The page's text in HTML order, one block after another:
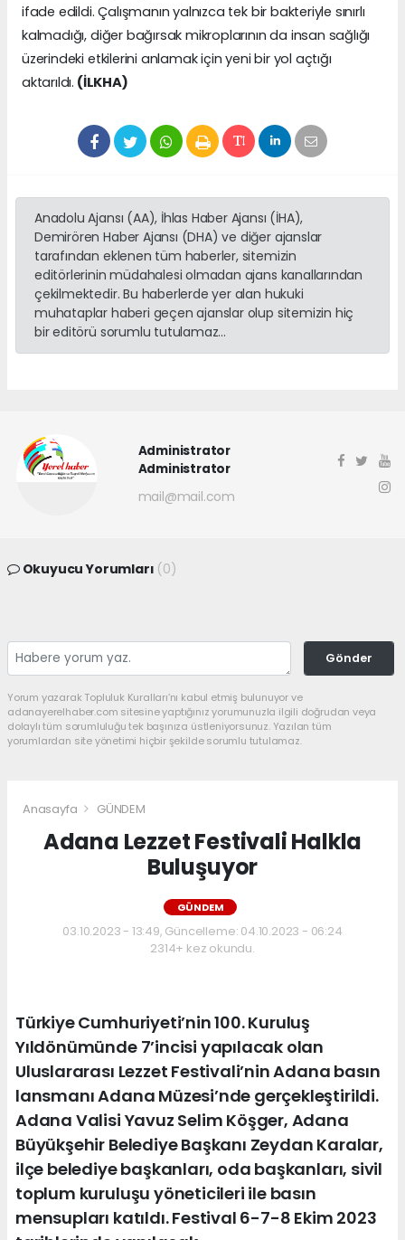
ifade edildi. Çalışmanın yalnızca tek bir bakteriyle sınırlı
kalmadığı, diğer bağırsak mikroplarının da insan sağlığı
üzerindeki etkilerini anlamak için yeni bir yol açtığı
aktarıldı. (İLKHA)
Anadolu Ajansı (AA), İhlas Haber Ajansı (İHA),
Demirören Haber Ajansı (DHA) ve diğer ajanslar
tarafından eklenen tüm haberler, sitemizin
editörlerinin müdahalesi olmadan ajans kanallarından
çekilmektedir. Bu haberlerde yer alan hukuki
muhataplar haberi geçen ajanslar olup sitemizin hiç
bir editörü sorumlu tutulamaz...
Administrator
Administrator
mail@mail.com
Okuyucu Yorumları (0)
Gönder
Yorum yazarak Topluluk Kuralları’nı kabul etmiş bulunuyor ve
adanayerelhaber.com sitesine yaptığınız yorumunuzla ilgili doğrudan veya
dolaylı tüm sorumluluğu tek başınıza üstleniyorsunuz. Yazılan tüm
yorumlardan site yönetimi hiçbir şekilde sorumlu tutulamaz.
Anasayfa GÜNDEM
Adana Lezzet Festivali Halkla
Buluşuyor
GÜNDEM
03.10.2023 - 13:49, Güncelleme: 04.10.2023 - 06:24
2314+ kez okundu.
Türkiye Cumhuriyeti’nin 100. Kuruluş
Yıldönümünde 7’incisi yapılacak olan
Uluslararası Lezzet Festivali’nin Adana basın
lansmanı Adana Müzesi’nde gerçekleştirildi.
Adana Valisi Yavuz Selim Köşger, Adana
Büyükşehir Belediye Başkanı Zeydan Karalar,
ilçe belediye başkanları, oda başkanları, sivil
toplum kuruluşu yöneticileri ile basın
mensupları katıldı. Festival 6-7-8 Ekim 2023